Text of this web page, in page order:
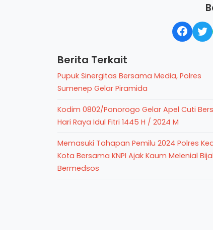
Berita Terkait
Pupuk Sinergitas Bersama Media, Polres
Sumenep Gelar Piramida
Kodim 0802/Ponorogo Gelar Apel Cuti
Hari Raya Idul Fitri 1445 H / 2024 M
Memasuki Tahapan Pemilu 2024 Polres
Kota Bersama KNPI Ajak Kaum Melenial
Bermedsos